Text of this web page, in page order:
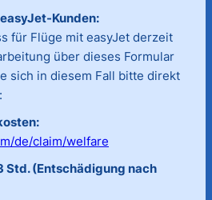
Kunden:
für Flüge mit easyJet derzeit
über dieses Formular
sich in diesem Fall bitte direkt
de/claim/welfare
Std. (Entschädigung nach